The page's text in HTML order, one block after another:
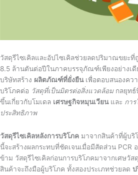
วัสดุรีไซเคิลและอัปไซเคิลช่วยลดปริมาณขยะที่
8.5 ล้านตันต่อปีในภาคบรรจุภัณฑ์เพียงอย่างเ
บริษัทสร้าง ผลิตภัณฑ์ที่ยั่งยืนเพื่อตอบสนองคว
บริโภคต่อ วัสดุที่เป็นมิตรต่อสิ่งแวดล้อมกลยุทธ์
ขึ้นเกี่ยวกับโมเดล เศรษฐกิจหมุนเวียนและ กา
ประสิทธิภาพ
วัสดุรีไซเคิลหลังการบริโภค มาจากสินค้าที่ผู้บริ
นี้จะสร้างผลกระทบที่ชัดเจนเมื่อมีสัดส่วน PCR
ข้าม วัสดุรีไซเคิลก่อนการบริโภคมาจากเศษวัส
สินค้าจะถึงมือผู้บริโภค ทั้งสองประเภทช่วยลด